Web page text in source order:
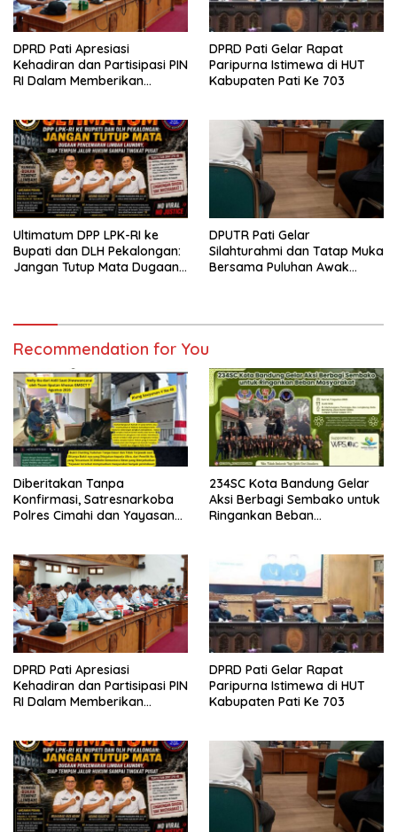
DPRD Pati Apresiasi
Kehadiran dan Partisipasi PIN
RI Dalam Memberikan
DPRD Pati Gelar Rapat
Paripurna Istimewa di HUT
Kabupaten Pati Ke 703
Ultimatum DPP LPK-RI ke
Bupati dan DLH Pekalongan:
Jangan Tutup Mata Dugaan
DPUTR Pati Gelar
Silahturahmi dan Tatap Muka
Bersama Puluhan Awak
Recommendation for You
Diberitakan Tanpa
Konfirmasi, Satresnarkoba
Polres Cimahi dan Yayasan
234SC Kota Bandung Gelar
Aksi Berbagi Sembako untuk
Ringankan Beban
DPRD Pati Apresiasi
Kehadiran dan Partisipasi PIN
RI Dalam Memberikan
DPRD Pati Gelar Rapat
Paripurna Istimewa di HUT
Kabupaten Pati Ke 703